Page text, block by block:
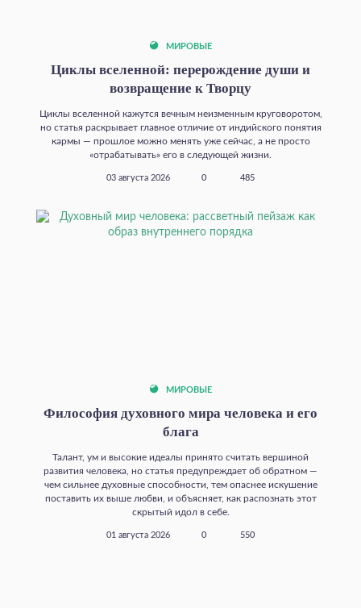
МИРОВЫЕ
Циклы вселенной: перерождение души и
возвращение к Творцу
Циклы вселенной кажутся вечным неизменным круговоротом,
но статья раскрывает главное отличие от индийского понятия
кармы — прошлое можно менять уже сейчас, а не просто
«отрабатывать» его в следующей жизни.
03 августа 2026 0 485
МИРОВЫЕ
Философия духовного мира человека и его
блага
Талант, ум и высокие идеалы принято считать вершиной
развития человека, но статья предупреждает об обратном —
чем сильнее духовные способности, тем опаснее искушение
поставить их выше любви, и объясняет, как распознать этот
скрытый идол в себе.
01 августа 2026 0 550